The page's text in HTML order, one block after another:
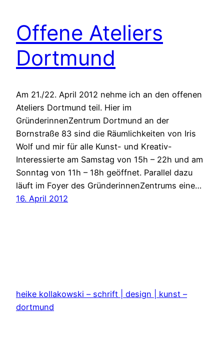
Offene Ateliers
Dortmund
Am 21./22. April 2012 nehme ich an den offenen
Ateliers Dortmund teil. Hier im
GründerinnenZentrum Dortmund an der
Bornstraße 83 sind die Räumlichkeiten von Iris
Wolf und mir für alle Kunst- und Kreativ-
Interessierte am Samstag von 15h – 22h und am
Sonntag von 11h – 18h geöffnet. Parallel dazu
läuft im Foyer des GründerinnenZentrums eine…
16. April 2012
heike kollakowski – schrift | design | kunst –
dortmund